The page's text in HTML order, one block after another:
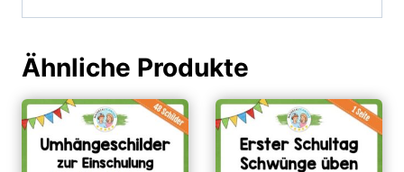
Ähnliche Produkte